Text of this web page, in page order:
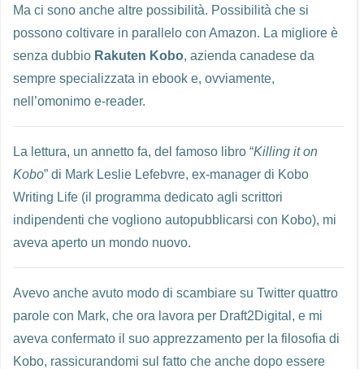
Ma ci sono anche altre possibilità. Possibilità che si
possono coltivare in parallelo con Amazon. La migliore è
senza dubbio Rakuten Kobo, azienda canadese da
sempre specializzata in ebook e, ovviamente,
nell’omonimo e-reader.
La lettura, un annetto fa, del famoso libro “Killing it on
Kobo” di Mark Leslie Lefebvre, ex-manager di Kobo
Writing Life (il programma dedicato agli scrittori
indipendenti che vogliono autopubblicarsi con Kobo), mi
aveva aperto un mondo nuovo.
Avevo anche avuto modo di scambiare su Twitter quattro
parole con Mark, che ora lavora per Draft2Digital, e mi
aveva confermato il suo apprezzamento per la filosofia di
Kobo, rassicurandomi sul fatto che anche dopo essere